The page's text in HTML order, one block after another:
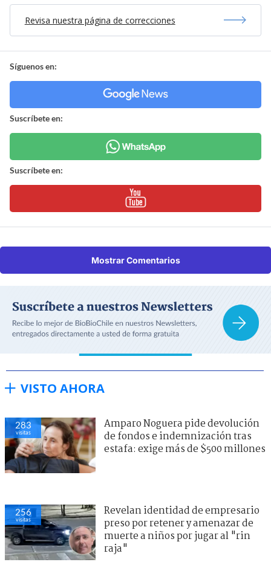
Revisa nuestra página de correcciones
Síguenos en:
Suscríbete en:
Suscríbete en:
Mostrar Comentarios
VISTO AHORA
283
visitas
Amparo Noguera pide devolución
de fondos e indemnización tras
estafa: exige más de $500 millones
256
visitas
Revelan identidad de empresario
preso por retener y amenazar de
muerte a niños por jugar al "rin
raja"